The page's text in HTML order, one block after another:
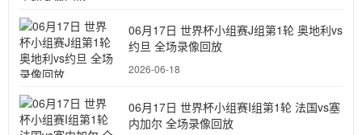
06月17日 世界杯小组赛J组第1轮 奥地利vs
约旦 全场录像回放
2026-06-18
06月17日 世界杯小组赛I组第1轮 法国vs塞
内加尔 全场录像回放